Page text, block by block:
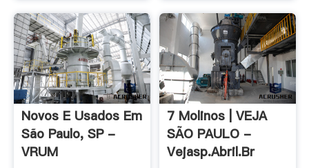
Novos E Usados Em
São Paulo, SP -
VRUM
7 Molinos | VEJA
SÃO PAULO -
Vejasp.abril.br